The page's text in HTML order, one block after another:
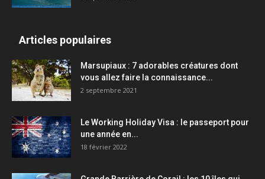
Articles populaires
Marsupiaux : 7 adorables créatures dont
vous allez faire la connaissance...
2 septembre 2021
Le Working Holiday Visa : le passeport pour
une année en...
18 février 2022